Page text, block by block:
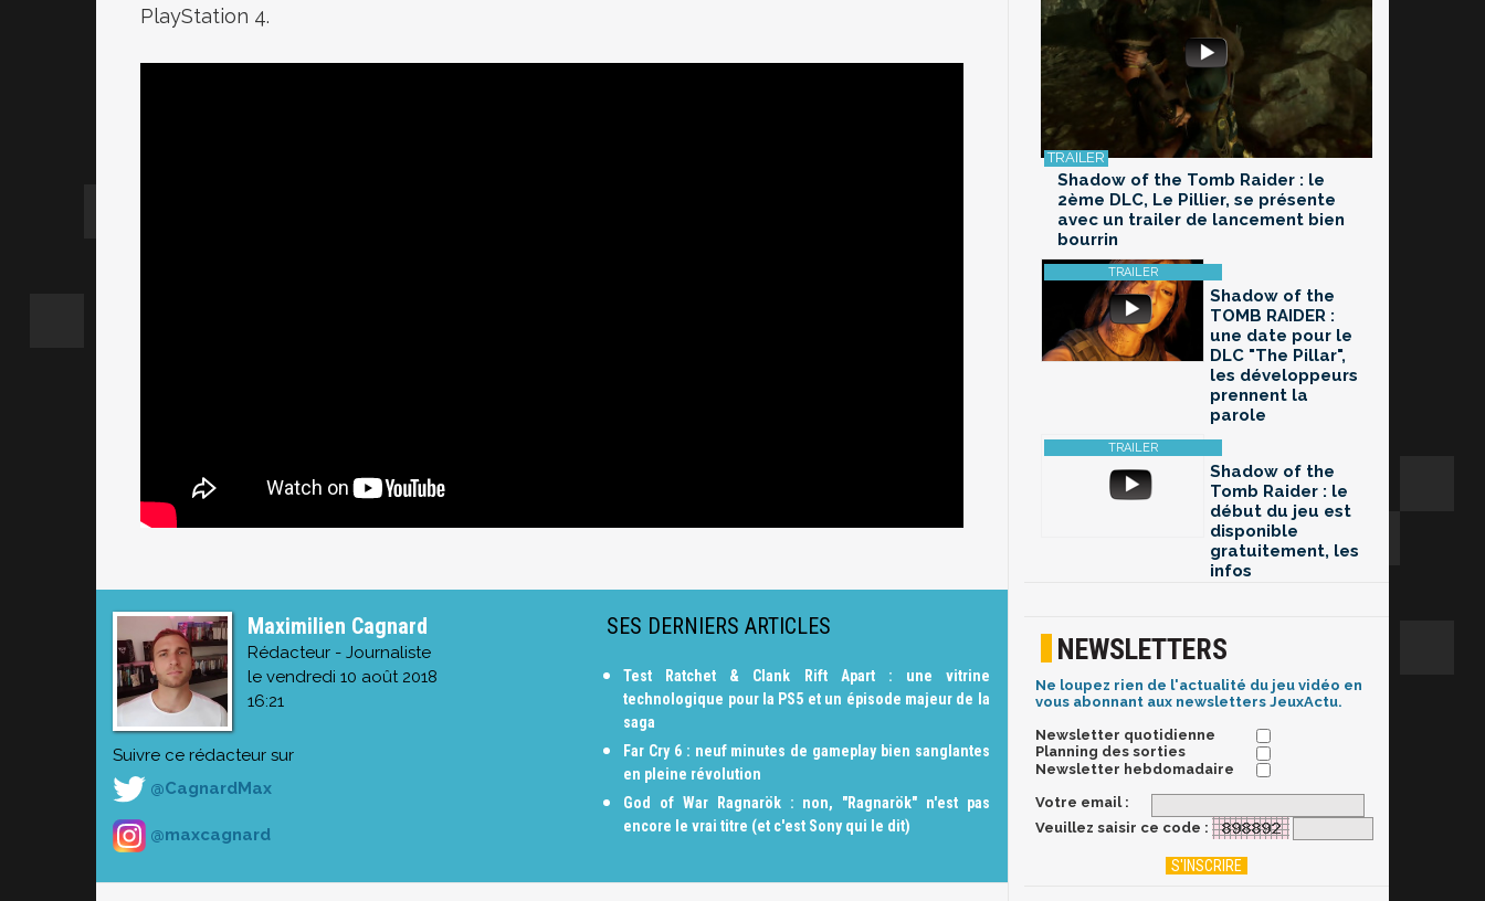
PlayStation 4.
Maximilien Cagnard
Rédacteur - Journaliste
le vendredi 10 août 2018
16:21
Suivre ce rédacteur sur
@CagnardMax
@maxcagnard
SES DERNIERS ARTICLES
Test Ratchet & Clank Rift Apart : une vitrine
technologique pour la PS5 et un épisode majeur de la
saga
Far Cry 6 : neuf minutes de gameplay bien sanglantes
en pleine révolution
God of War Ragnarök : non, "Ragnarök" n'est pas
encore le vrai titre (et c'est Sony qui le dit)
Shadow of the Tomb Raider : le
2ème DLC, Le Pillier, se présente
avec un trailer de lancement bien
bourrin
Shadow of the
TOMB RAIDER :
une date pour le
DLC "The Pillar",
les développeurs
prennent la
parole
Shadow of the
Tomb Raider : le
début du jeu est
disponible
gratuitement, les
infos
NEWSLETTERS
Ne loupez rien de l'actualité du jeu vidéo en
vous abonnant aux newsletters JeuxActu.
Newsletter quotidienne
Planning des sorties
Newsletter hebdomadaire
Votre email :
Veuillez saisir ce code :